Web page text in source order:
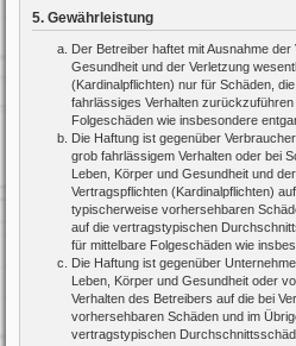
5. Gewährleistung
Der Betreiber haftet mit Ausnahme
Gesundheit und der Verletzung
(Kardinalpflichten) nur für Schäden,
fahrlässiges Verhalten
Folgeschäden wie insbesondere
Die Haftung ist gegenüber
grob fahrlässigem Verhalten oder bei
Leben, Körper und Gesundheit und
Vertragspflichten (Kardinalpflichten)
typischerweise vorhersehbaren
auf die vertragstypischen
für mittelbare Folgeschäden wie
Die Haftung ist gegenüber
Leben, Körper und Gesundheit oder
Verhalten des Betreibers auf die bei
vorhersehbaren Schäden und im
vertragstypischen